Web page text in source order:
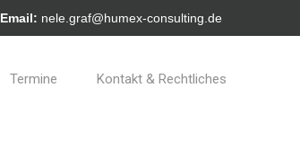
Email: nele.graf@humex-consulting.de
Termine Kontakt & Rechtliches